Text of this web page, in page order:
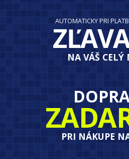
AUTOMATICKY PRI
NA VÁŠ CELÝ
PRI NÁKUPE